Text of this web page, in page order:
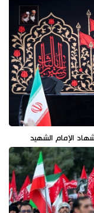
الإمام الشهيد